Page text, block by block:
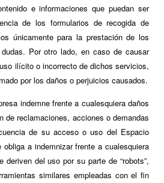
e informaciones que puedan ser
de los formularios de recogida de
únicamente para la prestación de los
Por otro lado, en caso de causar
ilícito o incorrecto de dichos servicios,
por los daños o perjuicios causados.
indemne frente a cualesquiera daños
de reclamaciones, acciones o demandas
de su acceso o uso del Espacio
a indemnizar frente a cualesquiera
del uso por su parte de “robots”,
similares empleadas con el fin